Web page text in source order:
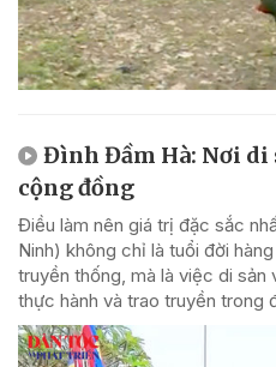
Đình Đầm Hà: Nơi di
cộng đồng
Điều làm nên giá trị đặc sắc
Ninh) không chỉ là tuổi đời
truyền thống, mà là việc di
thực hành và trao truyền trong